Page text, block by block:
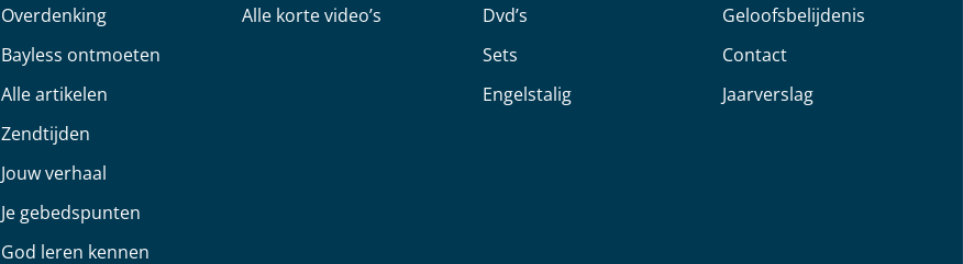
Overdenking
Bayless ontmoeten
Alle artikelen
Zendtijden
Jouw verhaal
Je gebedspunten
God leren kennen
Alle korte video’s
Dvd’s
Sets
Engelstalig
Geloofsbelijdenis
Contact
Jaarverslag